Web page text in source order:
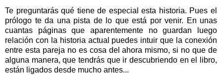
Te preguntarás qué tiene de especial esta historia. Pues el
prólogo te da una pista de lo que está por venir. En unas
cuantas páginas que aparentemente no guardan luego
relación con la historia actual puedes intuir que la conexión
entre esta pareja no es cosa del ahora mismo, si no que de
alguna manera, que tendrás que ir descubriendo en el libro,
están ligados desde mucho antes...